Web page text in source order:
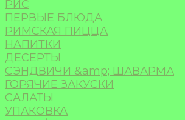
РИС
ПЕРВЫЕ БЛЮДА
РИМСКАЯ ПИЦЦА
НАПИТКИ
ДЕСЕРТЫ
СЭНДВИЧИ &amp; ШАВАРМА
ГОРЯЧИЕ ЗАКУСКИ
САЛАТЫ
УПАКОВКА